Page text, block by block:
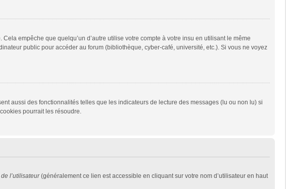
empêche que quelqu’un d’autre utilise votre compte à votre insu en utilisant le même
public pour accéder au forum (bibliothèque, cyber-café, université, etc.). Si vous ne voyez
aussi des fonctionnalités telles que les indicateurs de lecture des messages (lu ou non lu) si
pourrait les résoudre.
l’utilisateur(généralement ce lien est accessible en cliquant sur votre nom d’utilisateur en haut